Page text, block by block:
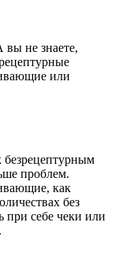
не знаете,
или
безрецептурным
проблем.
как
без
при себе чеки или